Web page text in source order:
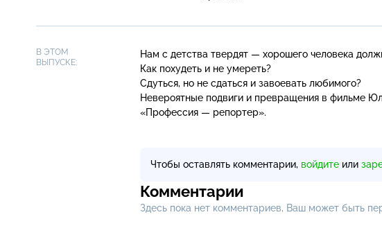
В ЭТОМ
ВЫПУСКЕ:
Нам с детства твердят — хорошего человека
Как похудеть и не умереть?
Сдуться, но не сдаться и завоевать любимого?
Невероятные подвиги и превращения в фильме
«Профессия — репортер».
Чтобы оставлять комментарии, войдите или
Комментарии
Здесь пока нет комментариев, Ваш может быть